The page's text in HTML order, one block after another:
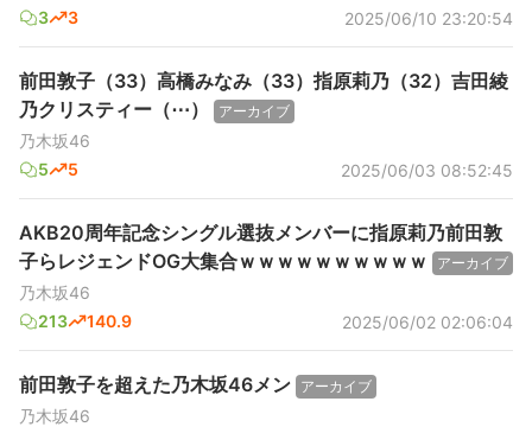
3
3 2025/06/10 23:20:54
前田敦子（33）高橋みなみ（33）指原莉乃（32）吉田綾
乃クリスティー（⋯）
アーカイブ
乃木坂46
5
5 2025/06/03 08:52:45
AKB20周年記念シングル選抜メンバーに指原莉乃前田敦
子らレジェンドOG大集合ｗｗｗｗｗｗｗｗｗｗ
アーカイブ
乃木坂46
213
140.9 2025/06/02 02:06:04
前田敦子を超えた乃木坂46メン アーカイブ
乃木坂46